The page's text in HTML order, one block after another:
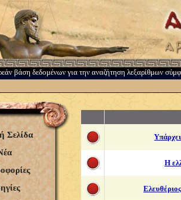
βάση δεδομένων για την αναζήτηση λεξαρίθμων
Σελίδα
Η